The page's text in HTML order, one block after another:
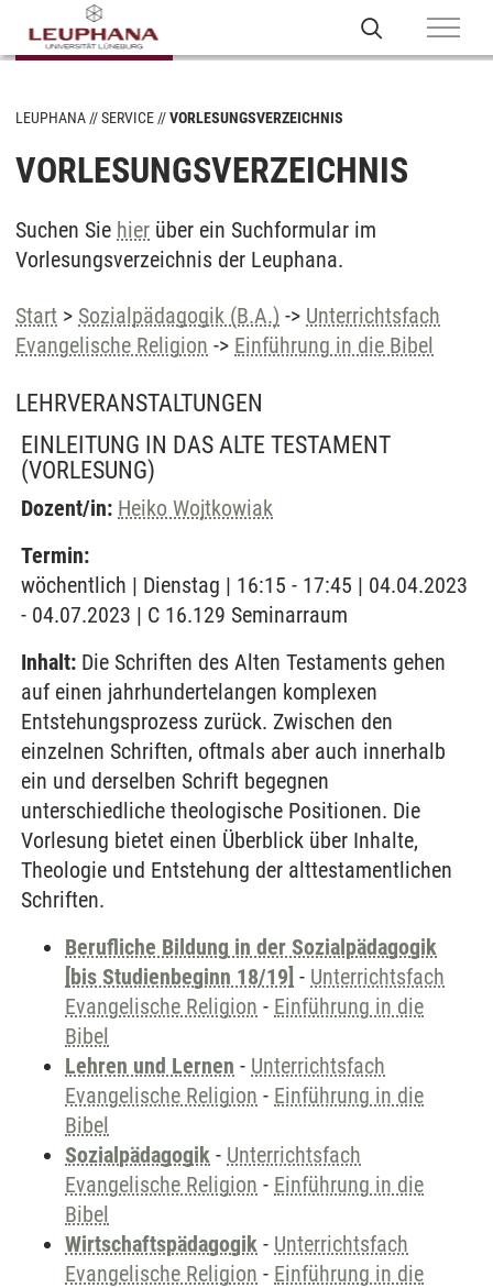
LEUPHANA SERVICE VORLESUNGSVERZEICHNIS
VORLESUNGSVERZEICHNIS
Suchen Sie hier über ein Suchformular im
Vorlesungsverzeichnis der Leuphana.
Start > Sozialpädagogik (B.A.) -> Unterrichtsfach
Evangelische Religion -> Einführung in die Bibel
LEHRVERANSTALTUNGEN
EINLEITUNG IN DAS ALTE TESTAMENT
(VORLESUNG)
Dozent/in: Heiko Wojtkowiak
Termin:
wöchentlich | Dienstag | 16:15 - 17:45 | 04.04.2023
- 04.07.2023 | C 16.129 Seminarraum
Inhalt: Die Schriften des Alten Testaments gehen
auf einen jahrhundertelangen komplexen
Entstehungsprozess zurück. Zwischen den
einzelnen Schriften, oftmals aber auch innerhalb
ein und derselben Schrift begegnen
unterschiedliche theologische Positionen. Die
Vorlesung bietet einen Überblick über Inhalte,
Theologie und Entstehung der alttestamentlichen
Schriften.
Berufliche Bildung in der Sozialpädagogik
[bis Studienbeginn 18/19] - Unterrichtsfach
Evangelische Religion - Einführung in die
Bibel
Lehren und Lernen - Unterrichtsfach
Evangelische Religion - Einführung in die
Bibel
Sozialpädagogik - Unterrichtsfach
Evangelische Religion - Einführung in die
Bibel
Wirtschaftspädagogik - Unterrichtsfach
Evangelische Religion - Einführung in die